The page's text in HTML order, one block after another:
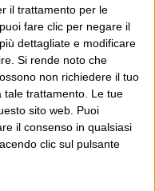
il trattamento per le
fare clic per negare il
dettagliate e modificare
Si rende noto che
non richiedere il tuo
tale trattamento. Le tue
sito web. Puoi
il consenso in qualsiasi
clic sul pulsante